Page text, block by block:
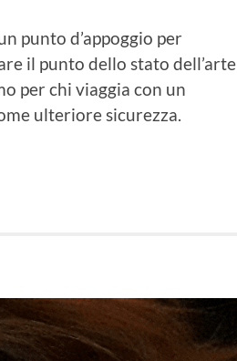
punto d’appoggio per
il punto dello stato dell’arte
per chi viaggia con un
ulteriore sicurezza.